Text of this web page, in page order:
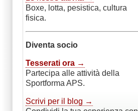
Boxe, lotta, pesistica, cultura
fisica.
Diventa socio
Tesserati ora →
Partecipa alle attività della
Sportforma APS.
Scrivi per il blog →